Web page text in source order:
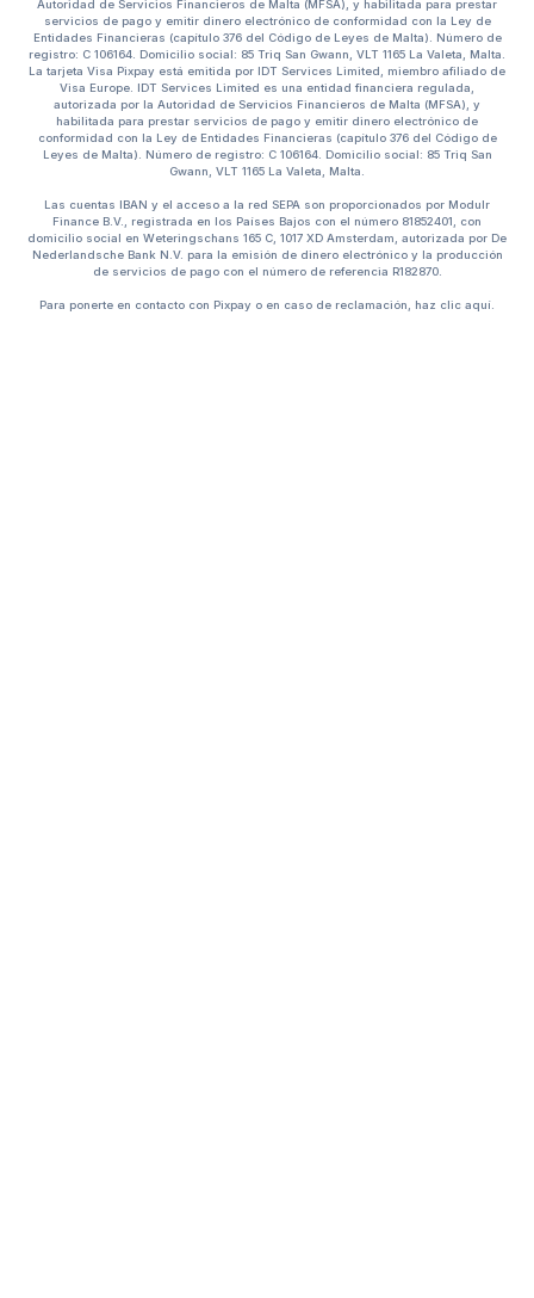
Autoridad de Servicios Financieros de Malta (MFSA), y habilitada para prestar
servicios de pago y emitir dinero electrónico de conformidad con la Ley de
Entidades Financieras (capítulo 376 del Código de Leyes de Malta). Número de
registro: C 106164. Domicilio social: 85 Triq San Gwann, VLT 1165 La Valeta, Malta.
La tarjeta Visa Pixpay está emitida por IDT Services Limited, miembro afiliado de
Visa Europe. IDT Services Limited es una entidad financiera regulada,
autorizada por la Autoridad de Servicios Financieros de Malta (MFSA), y
habilitada para prestar servicios de pago y emitir dinero electrónico de
conformidad con la Ley de Entidades Financieras (capítulo 376 del Código de
Leyes de Malta). Número de registro: C 106164. Domicilio social: 85 Triq San
Gwann, VLT 1165 La Valeta, Malta.
Las cuentas IBAN y el acceso a la red SEPA son proporcionados por Modulr
Finance B.V., registrada en los Países Bajos con el número 81852401, con
domicilio social en Weteringschans 165 C, 1017 XD Amsterdam, autorizada por De
Nederlandsche Bank N.V. para la emisión de dinero electrónico y la producción
de servicios de pago con el número de referencia R182870.
Para ponerte en contacto con Pixpay o en caso de reclamación, haz clic aquí.